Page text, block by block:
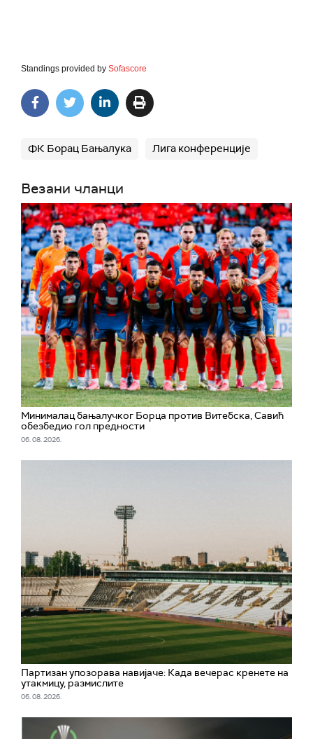
Standings provided by Sofascore
ФК Борац Бањалука Лига конференције
Везани чланци
Минималац бањалучког Борца против Витебска, Савић
обезбедио гол предности
06. 08. 2026.
Партизан упозорава навијаче: Када вечерас кренете на
утакмицу, размислите
06. 08. 2026.